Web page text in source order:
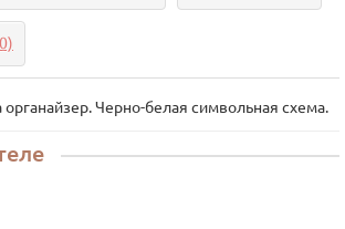
Черно-белая символьная схема.